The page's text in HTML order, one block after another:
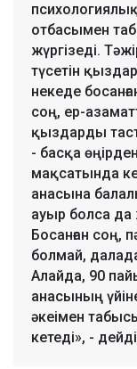
отбасымен
жүргізеді.
түсетін
некеде
соң, ер-
қыздарды
- басқа
мақсатында
анасына
ауыр болса да
Босанған соң,
болмай,
Алайда, 90
анасының
әкеімен
кетеді», -